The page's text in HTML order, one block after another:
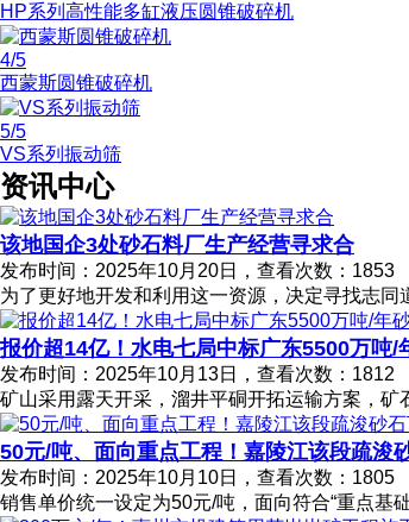
HP系列高性能多缸液压圆锥破碎机
4/5
西蒙斯圆锥破碎机
5/5
VS系列振动筛
资讯中心
该地国企3处砂石料厂生产经营寻求合
发布时间：2025年10月20日，查看次数：1853
为了更好地开发和利用这一资源，决定寻找志
报价超14亿！水电七局中标广东5500万吨/
发布时间：2025年10月13日，查看次数：1812
矿山采用露天开采，溜井平硐开拓运输方案，
50元/吨、面向重点工程！嘉陵江该段疏浚
发布时间：2025年10月10日，查看次数：1805
销售单价统一设定为50元/吨，面向符合“重点基